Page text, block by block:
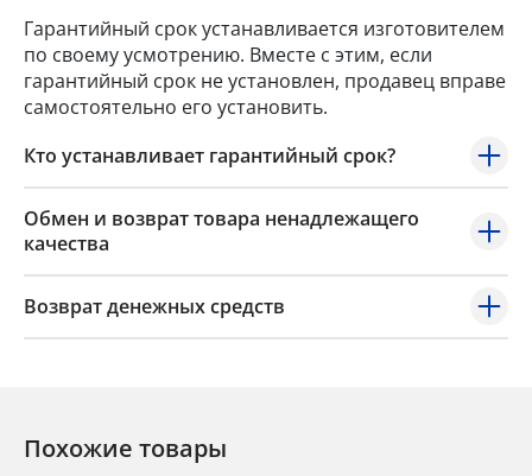
Гарантийный срок устанавливается изготовителем
по своему усмотрению. Вместе с этим, если
гарантийный срок не установлен, продавец вправе
самостоятельно его установить.
Кто устанавливает гарантийный срок?
Обмен и возврат товара ненадлежащего
качества
Возврат денежных средств
Похожие товары